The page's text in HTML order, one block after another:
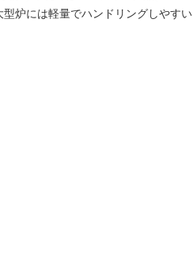
炉には軽量でハンドリングしやすい